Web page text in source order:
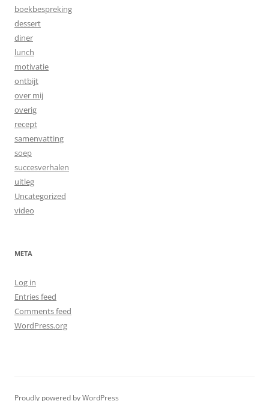
boekbespreking
dessert
diner
lunch
motivatie
ontbijt
over mij
overig
recept
samenvatting
soep
succesverhalen
uitleg
Uncategorized
video
META
Log in
Entries feed
Comments feed
WordPress.org
Proudly powered by WordPress